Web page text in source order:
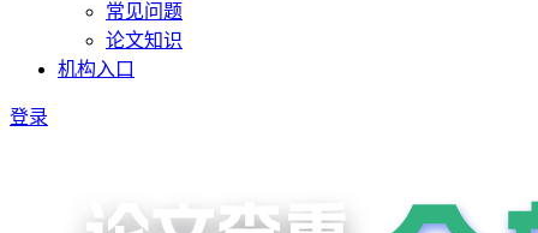
常见问题
论文知识
机构入口
登录